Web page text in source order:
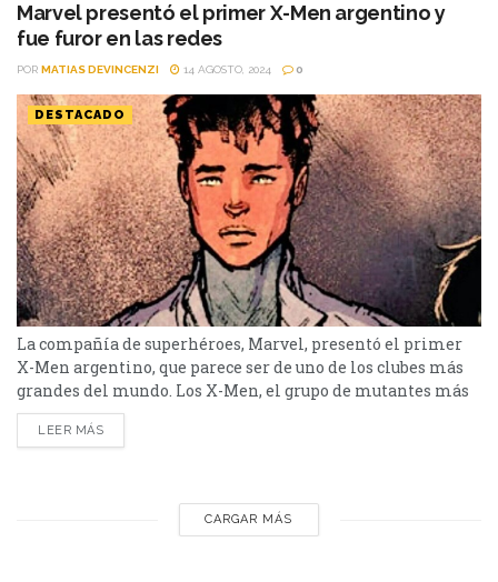
Marvel presentó el primer X-Men argentino y
fue furor en las redes
POR MATIAS DEVINCENZI 14 AGOSTO, 2024 0
DESTACADO
La compañía de superhéroes, Marvel, presentó el primer
X-Men argentino, que parece ser de uno de los clubes más
grandes del mundo. Los X-Men, el grupo de mutantes más
famoso de Marvel, presentó a un nuevo miembro y es
argentino. Valentín Correa es un joven nacido en Buenos
LEER MÁS
CARGAR MÁS